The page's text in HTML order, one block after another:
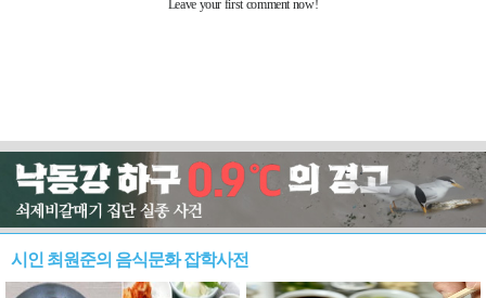
시인 최원준의 음식문화 잡학사전